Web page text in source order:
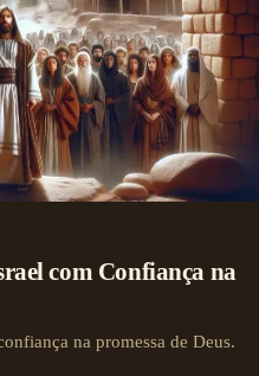
com Confiança na
na promessa de Deus.